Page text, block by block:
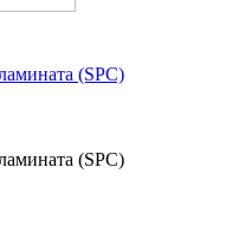
(SPC)
(SPC)